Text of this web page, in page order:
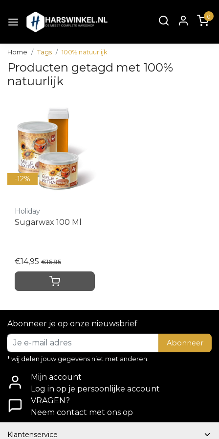
0
Home Tags 100% natuurlijk
Producten getagd met 100%
natuurlijk
-12%
Holiday
Sugarwax 100 Ml
€14,95 €16,95
Abonneer je op onze nieuwsbrief
Abonneer
* wij delen jouw gegevens niet met anderen.
Mijn account
Log in op je persoonlijke account
VRAGEN?
Neem contact met ons op
Klantenservice